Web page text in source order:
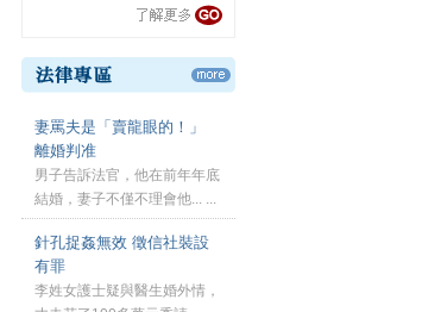
妻罵夫是「賣龍眼的！」
離婚判准
男子告訴法官，他在前年年底
結婚，妻子不僅不理會他... ...
針孔捉姦無效 徵信社裝設
有罪
李姓女護士疑與醫生婚外情，